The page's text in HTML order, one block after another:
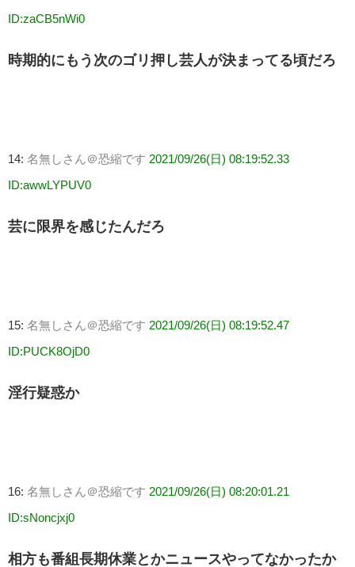
ID:zaCB5nWi0
時期的にもう次のゴリ押し芸人が決まってる頃だろ
14: 名無しさん＠恐縮です 2021/09/26(日) 08:19:52.33
ID:awwLYPUV0
芸に限界を感じたんだろ
15: 名無しさん＠恐縮です 2021/09/26(日) 08:19:52.47
ID:PUCK8OjD0
淫行疑惑か
16: 名無しさん＠恐縮です 2021/09/26(日) 08:20:01.21
ID:sNoncjxj0
相方も番組長期休業とかニュースやってなかったか